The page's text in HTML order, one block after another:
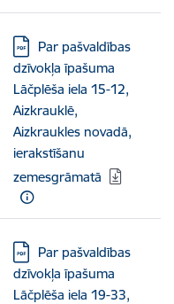
Lejupielādēt:
Par pašvaldības
dzīvokļa īpašuma
Lāčplēša iela 15-12,
Aizkrauklē,
Aizkraukles novadā,
ierakstīšanu
zemesgrāmatā
Lejupielādēt:
Par pašvaldības
dzīvokļa īpašuma
Lāčplēša iela 19-33,